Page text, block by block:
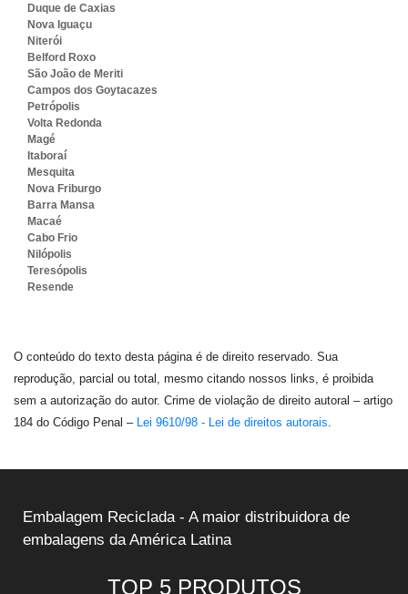
Duque de Caxias
Nova Iguaçu
Niterói
Belford Roxo
São João de Meriti
Campos dos Goytacazes
Petrópolis
Volta Redonda
Magé
Itaboraí
Mesquita
Nova Friburgo
Barra Mansa
Macaé
Cabo Frio
Nilópolis
Teresópolis
Resende
O conteúdo do texto desta página é de direito reservado. Sua
reprodução, parcial ou total, mesmo citando nossos links, é proibida
sem a autorização do autor. Crime de violação de direito autoral – artigo
184 do Código Penal – Lei 9610/98 - Lei de direitos autorais.
Embalagem Reciclada - A maior distribuidora de
embalagens da América Latina
TOP 5 PRODUTOS